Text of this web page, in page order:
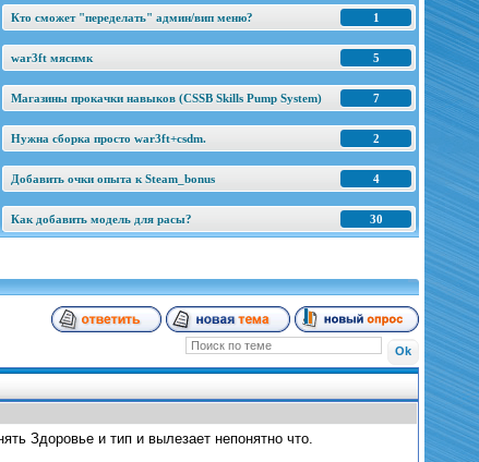
1
Кто сможет "переделать" админ/вип меню?
5
war3ft мяснмк
7
Магазины прокачки навыков (CSSB Skills Pump System)
2
Нужна сборка просто war3ft+csdm.
4
Добавить очки опыта к Steam_bonus
30
Как добавить модель для расы?
Здоровье и тип и вылезает непонятно что.